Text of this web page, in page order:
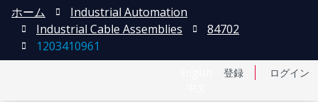
登録 ログイン
ホーム
Industrial Automation
Industrial Cable Assemblies
84702
1203410961